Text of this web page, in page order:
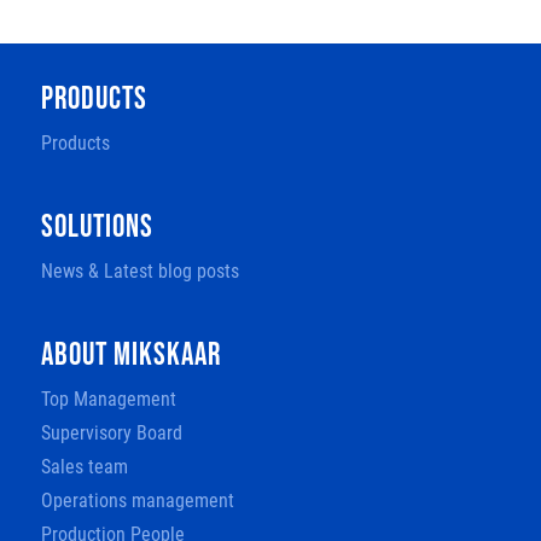
PRODUCTS
Products
SOLUTIONS
News & Latest blog posts
ABOUT MIKSKAAR
Top Management
Supervisory Board
Sales team
Operations management
Production People